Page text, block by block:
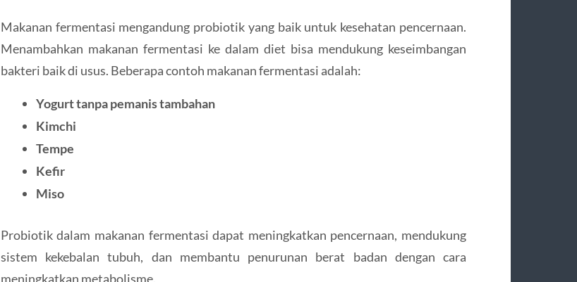
Makanan fermentasi mengandung probiotik yang baik untuk kesehatan pencernaan.
Menambahkan makanan fermentasi ke dalam diet bisa mendukung keseimbangan
bakteri baik di usus. Beberapa contoh makanan fermentasi adalah:
Yogurt tanpa pemanis tambahan
Kimchi
Tempe
Kefir
Miso
Probiotik dalam makanan fermentasi dapat meningkatkan pencernaan, mendukung
sistem kekebalan tubuh, dan membantu penurunan berat badan dengan cara
meningkatkan metabolisme.